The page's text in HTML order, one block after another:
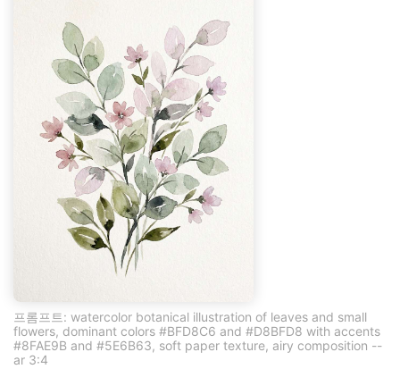
프롬프트: watercolor botanical illustration of leaves and small
flowers, dominant colors #BFD8C6 and #D8BFD8 with accents
#8FAE9B and #5E6B63, soft paper texture, airy composition --
ar 3:4